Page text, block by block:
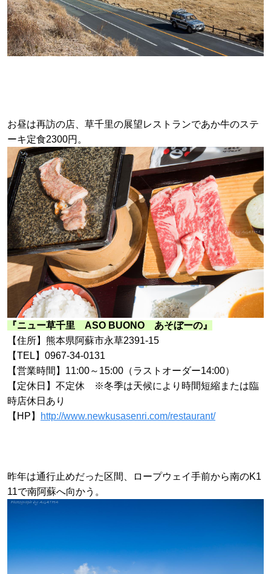
お昼は再訪の店、草千里の展望レストランであか牛のステ
ーキ定食2300円。
『ニュー草千里 ASO BUONO あそぼーの』
【住所】 熊本県阿蘇市永草2391-15
【TEL 】 0967-34-0131
【営業時間 】 11:00～15:00（ラストオーダー14:00）
【 定休日 】 不定休
※冬季は天候により時間短縮または臨
時店休日あり
【HP】
http://www.newkusasenri.com/restaurant/
昨年は通行止めだった区間、ロープウェイ手前から南のK1
11で南阿蘇へ向かう。